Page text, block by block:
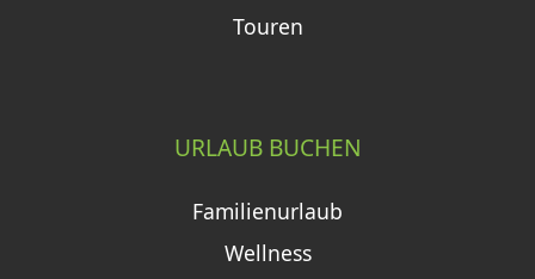
Touren
URLAUB BUCHEN
Familienurlaub
Wellness